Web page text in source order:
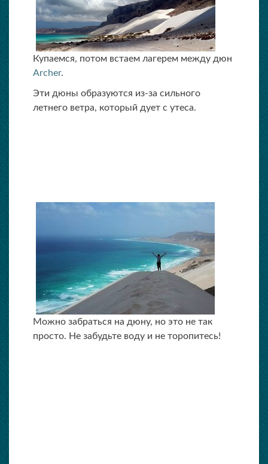
Купаемся, потом встаем лагерем между дюн
Archer.
Эти дюны образуются из-за сильного
летнего ветра, который дует с утеса.
Можно забраться на дюну, но это не так
просто. Не забудьте воду и не торопитесь!